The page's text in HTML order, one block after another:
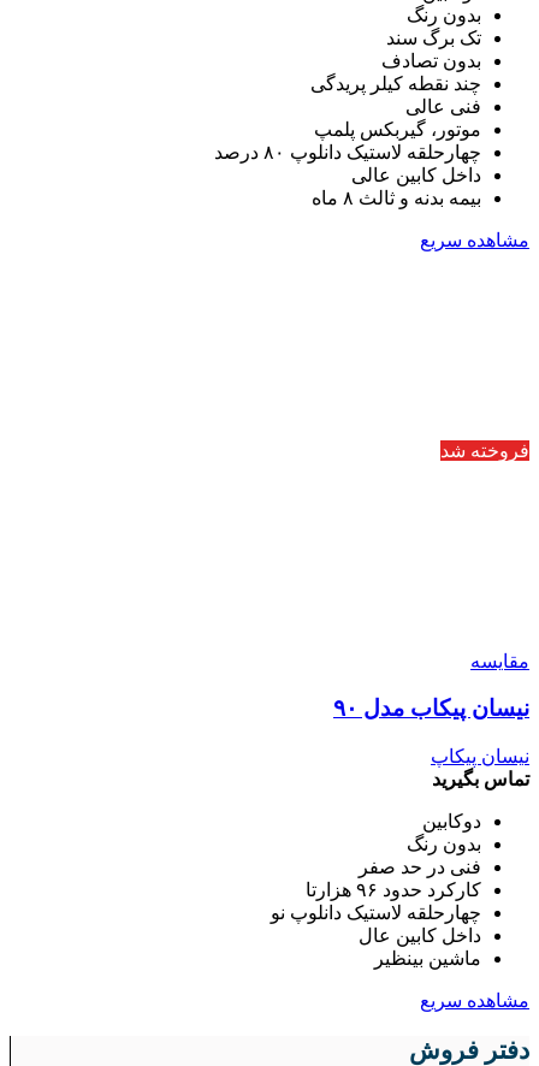
بدون رنگ
تک برگ سند
بدون تصادف
چند نقطه کیلر پریدگی
فنی عالی
موتور، گیربکس پلمپ
چهارحلقه لاستیک دانلوپ ۸۰ درصد
داخل کابین عالی
بیمه بدنه و ثالث ۸ ماه
مشاهده سریع
فروخته شد
مقایسه
نیسان پیکاب مدل ۹۰
نیسان پیکاپ
تماس بگیرید
دوکابین
بدون رنگ
فنی در حد صفر
کارکرد حدود ۹۶ هزارتا
چهارحلقه لاستیک دانلوپ نو
داخل کابین عال
ماشین بینظیر
مشاهده سریع
دفتر فروش